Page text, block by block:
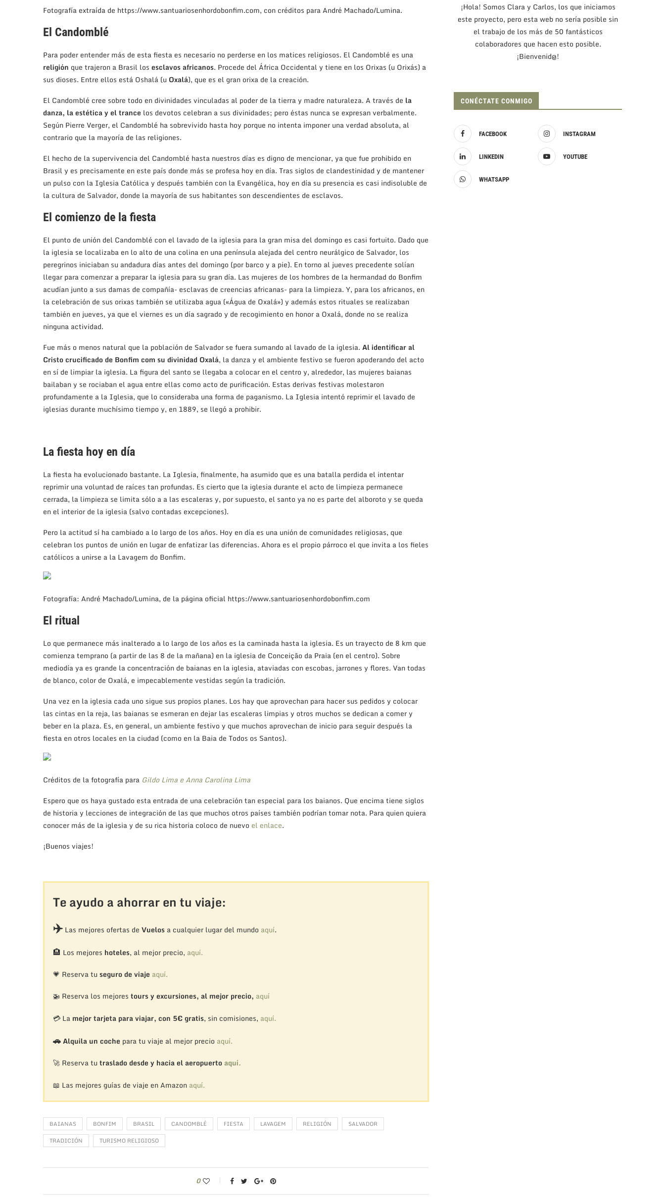
Fotografía extraída de https://www.santuariosenhordobonfim.com, con créditos para André Machado/Lumina.
El Candomblé
Para poder entender más de esta fiesta es necesario no perderse en los matices religiosos. El Candomblé es una
religión que trajeron a Brasil los esclavos africanos. Procede del África Occidental y tiene en los Orixas (u Orixás) a
sus dioses. Entre ellos está Oshalá (u Oxalá), que es el gran orixa de la creación.
El Candomblé cree sobre todo en divinidades vinculadas al poder de la tierra y madre naturaleza. A través de la
danza, la estética y el trance los devotos celebran a sus divinidades; pero éstas nunca se expresan verbalmente.
Según Pierre Verger, el Candomblé ha sobrevivido hasta hoy porque no intenta imponer una verdad absoluta, al
contrario que la mayoría de las religiones.
El hecho de la supervivencia del Candomblé hasta nuestros días es digno de mencionar, ya que fue prohibido en
Brasil y es precisamente en este país donde más se profesa hoy en día. Tras siglos de clandestinidad y de mantener
un pulso con la Iglesia Católica y después también con la Evangélica, hoy en día su presencia es casi indisoluble de
la cultura de Salvador, donde la mayoría de sus habitantes son descendientes de esclavos.
El comienzo de la fiesta
El punto de unión del Candomblé con el lavado de la iglesia para la gran misa del domingo es casi fortuito. Dado que
la iglesia se localizaba en lo alto de una colina en una península alejada del centro neurálgico de Salvador, los
peregrinos iniciaban su andadura días antes del domingo (por barco y a pie). En torno al jueves precedente solían
llegar para comenzar a preparar la iglesia para su gran día. Las mujeres de los hombres de la hermandad do Bonfim
acudían junto a sus damas de compañía- esclavas de creencias africanas- para la limpieza. Y, para los africanos, en
la celebración de sus orixas también se utilizaba agua («Água de Oxalá») y además estos rituales se realizaban
también en jueves, ya que el viernes es un día sagrado y de recogimiento en honor a Oxalá, donde no se realiza
ninguna actividad.
Fue más o menos natural que la población de Salvador se fuera sumando al lavado de la iglesia. Al identificar al
Cristo crucificado de Bonfim com su divinidad Oxalá, la danza y el ambiente festivo se fueron apoderando del acto
en sí de limpiar la iglesia. La figura del santo se llegaba a colocar en el centro y, alrededor, las mujeres baianas
bailaban y se rociaban el agua entre ellas como acto de purificación. Estas derivas festivas molestaron
profundamente a la Iglesia, que lo consideraba una forma de paganismo. La Iglesia intentó reprimir el lavado de
iglesias durante muchísimo tiempo y, en 1889, se llegó a prohibir.
La fiesta hoy en día
La fiesta ha evolucionado bastante. La Iglesia, finalmente, ha asumido que es una batalla perdida el intentar
reprimir una voluntad de raíces tan profundas. Es cierto que la iglesia durante el acto de limpieza permanece
cerrada, la limpieza se limita sólo a a las escaleras y, por supuesto, el santo ya no es parte del alboroto y se queda
en el interior de la iglesia (salvo contadas excepciones).
Pero la actitud sí ha cambiado a lo largo de los años. Hoy en día es una unión de comunidades religiosas, que
celebran los puntos de unión en lugar de enfatizar las diferencias. Ahora es el propio párroco el que invita a los fieles
católicos a unirse a la Lavagem do Bonfim.
Fotografía: André Machado/Lumina, de la página oficial https://www.santuariosenhordobonfim.com
El ritual
Lo que permanece más inalterado a lo largo de los años es la caminada hasta la iglesia. Es un trayecto de 8 km que
comienza temprano (a partir de las 8 de la mañana) en la iglesia de Conceição da Praia (en el centro). Sobre
mediodía ya es grande la concentración de baianas en la iglesia, ataviadas con escobas, jarrones y flores. Van todas
de blanco, color de Oxalá, e impecablemente vestidas según la tradición.
Una vez en la iglesia cada uno sigue sus propios planes. Los hay que aprovechan para hacer sus pedidos y colocar
las cintas en la reja, las baianas se esmeran en dejar las escaleras limpias y otros muchos se dedican a comer y
beber en la plaza. Es, en general, un ambiente festivo y que muchos aprovechan de inicio para seguir después la
fiesta en otros locales en la ciudad (como en la Baia de Todos os Santos).
Créditos de la fotografía para Gildo Lima e Anna Carolina Lima
Espero que os haya gustado esta entrada de una celebración tan especial para los baianos. Que encima tiene siglos
de historia y lecciones de integración de las que muchos otros países también podrían tomar nota. Para quien quiera
conocer más de la iglesia y de su rica historia coloco de nuevo el enlace.
¡Buenos viajes!
Te ayudo a ahorrar en tu viaje:
✈️Las mejores ofertas de Vuelosa cualquier lugar del mundo aquí.
🏨 Los mejores hoteles, al mejor precio, aquí.
💗 Reserva tu seguro de viaje aquí.
🚁 Reserva los mejores tours y excursiones, al mejor precio, aquí
💳 La mejor tarjeta para viajar, con 5€ gratis, sin comisiones, aquí.
🚗Alquila un coche para tu viaje al mejor precio aquí.
🚀 Reserva tu traslado desde y hacia el aeropuerto aquí.
📖 Las mejores guías de viaje en Amazon aquí.
BAIANAS BONFIM BRASIL CANDOMBLÉ FIESTA LAVAGEM RELIGIÓN
SALVADOR
TRADICIÓN
TURISMO RELIGIOSO
0
¡Hola! Somos Clara y Carlos, los que iniciamos
este proyecto, pero esta web no sería posible sin
el trabajo de los más de 50 fantásticos
colaboradores que hacen esto posible.
¡Bienvenid@!
CONÉCTATE CONMIGO
FACEBOOK INSTAGRAM
LINKEDIN YOUTUBE
WHATSAPP